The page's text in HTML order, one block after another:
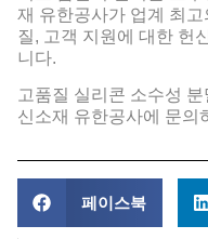
재 유한공사가 업계 최
질, 고객 지원에 대한 헌
니다.
고품질 실리콘 소수성
신소재 유한공사에 문의
페이스북